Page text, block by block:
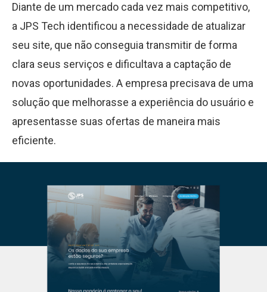
Diante de um mercado cada vez mais competitivo,
a JPS Tech identificou a necessidade de atualizar
seu site, que não conseguia transmitir de forma
clara seus serviços e dificultava a captação de
novas oportunidades. A empresa precisava de uma
solução que melhorasse a experiência do usuário e
apresentasse suas ofertas de maneira mais
eficiente.